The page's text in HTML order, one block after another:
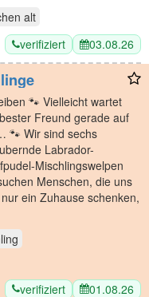
alt
verifiziert 03.08.26
🐾 Vielleicht wartet
Freund gerade auf
🐾 Wir sind sechs
Labrador-
Mischlingswelpen
Menschen, die uns
ein Zuhause schenken,
verifiziert 01.08.26